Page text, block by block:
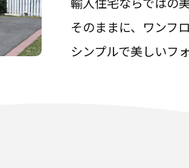
そのままに、ワンフ
シンプルで美しいフ